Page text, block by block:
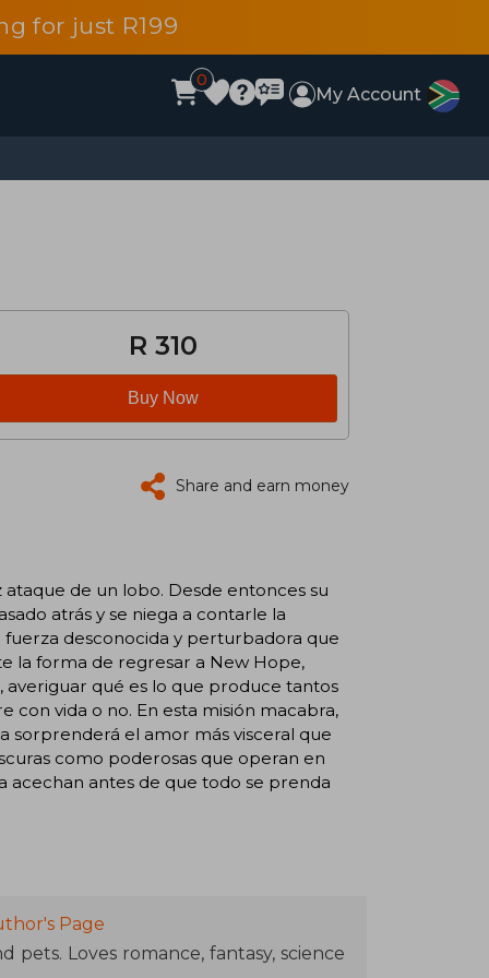
for just R199
0
My Account
R 310
Buy Now
Share and earn money
de un lobo. Desde entonces su
atrás y se niega a contarle la
fuerza desconocida y perturbadora que
la forma de regresar a New Hope,
qué es lo que produce tantos
con vida o no. En esta misión macabra,
sorprenderá el amor más visceral que
como poderosas que operan en
acechan antes de que todo se prenda
Page
pets. Loves romance, fantasy, science